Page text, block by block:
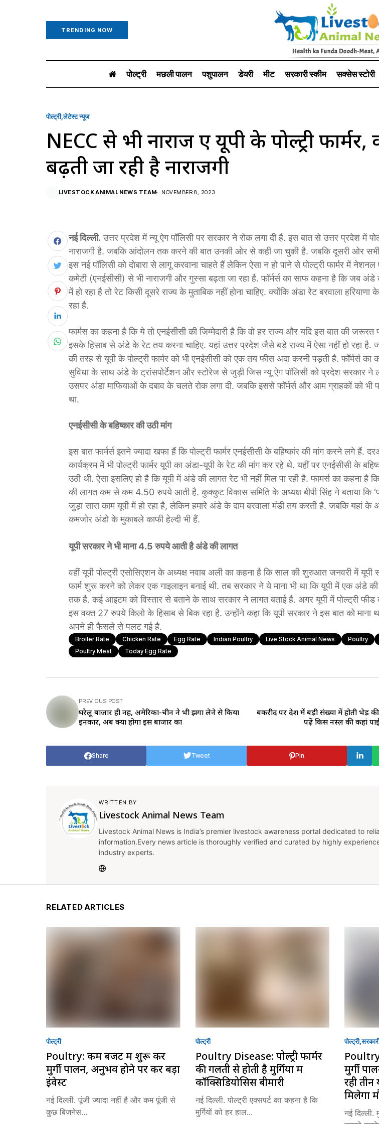
TRENDING NOW
पोल्ट्री मछली पालन पशुपालन डेयरी मीट सरकारी स्की‍म सक्सेस स्टो‍री
पोल्ट्री लेटेस्ट न्यूज
NECC से भी नाराज हुए यूपी के पोल्ट्री फार्मर,
बढ़ती जा रही है नाराजगी
LIVESTOCK ANIMAL NEWS TEAM NOVEMBER 8, 2023
नई दिल्ली. उत्तर प्रदेश में न्यू ऐग पॉलिसी पर सरकार ने रोक लगा दी है. इस बात से उत्तर प्रदेश में
नाराजगी है. जबकि आंदोलन तक करने की बात उनकी ओर से कही जा चुकी है. जबकि दूसरी ओर सभी
इस नई पॉलिसी को दोबारा से लागू करवाना चाहते हैं लेकिन ऐसा न हो पाने से पोल्ट्री फार्मर में
कमेटी (एनईसीसी) से भी नाराजगी और गुस्सा बढ़ता जा रहा है. फॉर्मर्स का साफ कहना है कि जब अंडे
में हो रहा है तो रेट किसी दूसरे राज्य के मुताबिक नहीं होना चाहिए. क्योंकि अंडा रेट बरवाला हरियाणा
रहा है.
फार्मस का कहना है कि ये तो एनईसीसी की जिम्मेदारी है कि वो हर राज्य और यदि इस बात की
इसके हिसाब से अंडे के रेट तय करना चाहिए. यहां उत्तर प्रदेश जैसे बड़े राज्य में ऐसा नहीं हो रहा है.
की तरह से यूपी के पोल्ट्री फार्मर को भी एनईसीसी को एक तय फीस अदा करनी पड़ती है. फॉर्मर्स का
सुविधा के साथ अंडे के ट्रांसपोर्टेशन और स्टोरेज से जुड़ी जिस न्यू ऐग पॉलिसी को प्रदेश सरकार ने
उसपर अंडा माफियाओं के दबाव के चलते रोक लगा दी. जबकि इससे फॉर्मर्स और आम ग्राहकों को भी
था.
एनईसीसी के बहिष्कार की उठी मांग
इस बात फार्मर्स इतने ज्यादा खफा हैं कि पोल्ट्री फार्मर एनईसीसी के बहिष्कांर की मांग करने लगे हैं.
कार्यक्रम में भी पोल्ट्री फार्मर यूपी का अंडा-यूपी के रेट की मांग कर रहे थे. यहीं पर एनईसीसी के
उठी थी. ऐसा इसलिए हो है कि यूपी में अंडे की लागत रेट भी नहीं मिल पा रही है. फामर्स का कहना है
की लागत कम से कम 4.50 रुपये आती है. कुक्कुट विकास समिति के अध्यक्ष बीपी सिंह ने बताया कि
जुड़ा सारा काम यूपी में हो रहा है, लेकिन हमारे अंडे के दाम बरवाला मंडी तय करती है. जबकि यहां के
कमजोर अंडो के मुकाबले काफी हेल्दी भी हैं.
यूपी सरकार ने भी माना 4.5 रुपये आती है अंडे की लागत
वहीं यूपी पोल्ट्री एसोसिएशन के अध्यक्ष नवाब अली का कहना है कि साल की शुरुआत जनवरी में यूपी
फार्म शुरू करने को लेकर एक गाइलाइन बनाई थी. तब सरकार ने ये माना भी था कि यूपी में एक अंडे
तक है. कई आइटम को विस्तार से बताने के साथ सरकार ने लागत बताई है. अगर यूपी में पोल्ट्री फीड
इस वक्त 27 रुपये किलो के हिसाब से बिक रहा है. उन्होंने कहा कि यूपी सरकार ने इस बात को माना
अपने ही फैसले से पलट गई है.
Broiler Rate Chicken Rate Egg Rate Indian Poultry Live Stock Animal News Poultry
Poultry Meat
Today Egg Rate
PREVIOUS POST
घरेलू बाजार ही नहीं, अमेरिका-चीन ने भी झींगा लेने से किया
इनकार, अब क्या होगा इस बाजार का
बकरीद पर देश में बड़ी संख्या में होती भेड़ की
पढ़ें किस नस्ल की कहां
Share Tweet Pin
WRITTEN BY
Livestock Animal News Team
Livestock Animal News is India’s premier livestock awareness portal dedicated to
information.Every news article is thoroughly verified and curated by highly
industry experts.
RELATED ARTICLES
पोल्ट्री
Poultry: कम बजट में शुरू करें
मुर्गी पालन, अनुभव होने पर करें बड़ा
इंवेस्ट
नई दिल्ली. पूंजी ज्यादा नहीं है और कम पूंजी से
कुछ बिजनेस...
पोल्ट्री
Poultry Disease: पोल्ट्री फार्मर
की गलती से होती है मुर्गियों में
कॉक्सिडियोसिस बीमारी
नई दिल्ली. पोल्ट्री एक्सपर्ट का कहना है कि
मुर्गियों को हर हाल...
पोल्ट्री
मुर्गी
रही
मिलेगा
नई दिल्ली.